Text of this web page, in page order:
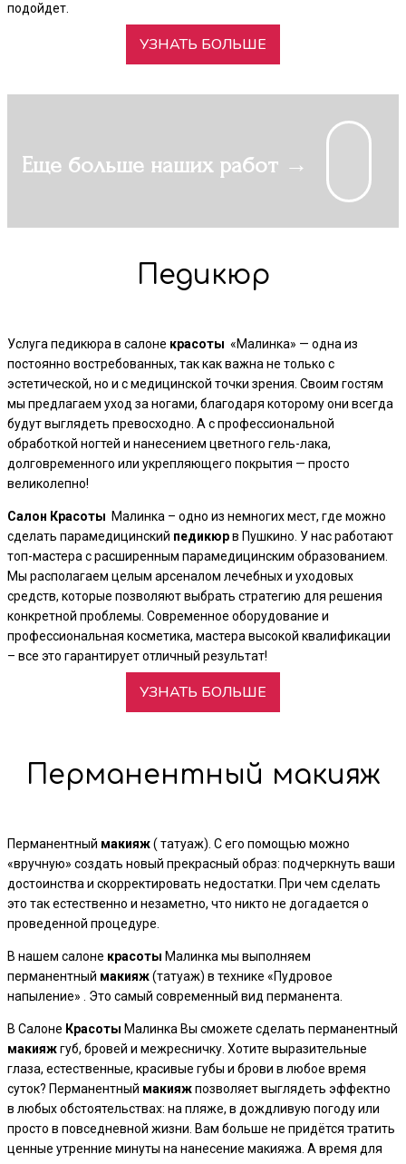
подойдет.
УЗНАТЬ БОЛЬШЕ
Еще больше наших работ →
Педикюр
Услуга педикюра в салоне красоты «Малинка» — одна из
постоянно востребованных, так как важна не только с
эстетической, но и с медицинской точки зрения. Своим гостям
мы предлагаем уход за ногами, благодаря которому они всегда
будут выглядеть превосходно. А с профессиональной
обработкой ногтей и нанесением цветного гель-лака,
долговременного или укрепляющего покрытия — просто
великолепно!
Салон Красоты Малинка – одно из немногих мест, где можно
сделать парамедицинский педикюрв Пушкино. У нас работают
топ-мастера с расширенным парамедицинским образованием.
Мы располагаем целым арсеналом лечебных и уходовых
средств, которые позволяют выбрать стратегию для решения
конкретной проблемы. Современное оборудование и
профессиональная косметика, мастера высокой квалификации
– все это гарантирует отличный результат!
УЗНАТЬ БОЛЬШЕ
Перманентный макияж
Перманентный макияж( татуаж). С его помощью можно
«вручную» создать новый прекрасный образ: подчеркнуть ваши
достоинства и скорректировать недостатки. При чем сделать
это так естественно и незаметно, что никто не догадается о
проведенной процедуре.
В нашем салоне красоты Малинка мы выполняем
перманентный макияж(татуаж) в технике «Пудровое
напыление» . Это самый современный вид перманента.
В Салоне Красоты Малинка Вы сможете сделать перманентный
макияжгуб, бровей и межресничку. Хотите выразительные
глаза, естественные, красивые губы и брови в любое время
суток? Перманентный макияжпозволяет выглядеть эффектно
в любых обстоятельствах: на пляже, в дождливую погоду или
просто в повседневной жизни. Вам больше не придётся тратить
ценные утренние минуты на нанесение макияжа. А время для